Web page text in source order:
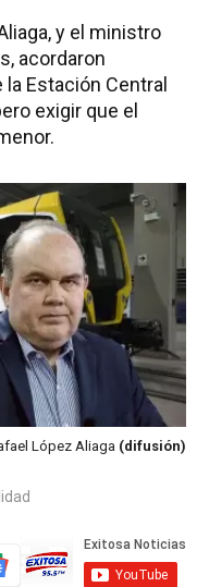
y el ministro
acordaron
Estación Central
exigir que el
López Aliaga (difusión)